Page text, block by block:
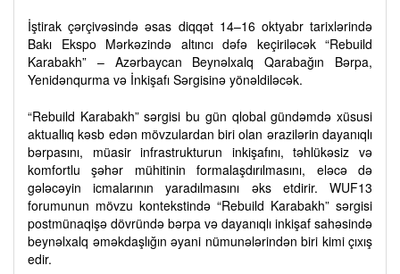
İştirak çərçivəsində əsas diqqət 14–16 oktyabr tarixlərində
Bakı Ekspo Mərkəzində altıncı dəfə keçiriləcək “Rebuild
Karabakh” – Azərbaycan Beynəlxalq Qarabağın Bərpa,
Yenidənqurma və İnkişafı Sərgisinə yönəldiləcək.
“Rebuild Karabakh” sərgisi bu gün qlobal gündəmdə xüsusi
aktuallıq kəsb edən mövzulardan biri olan ərazilərin dayanıqlı
bərpasını, müasir infrastrukturun inkişafını, təhlükəsiz və
komfortlu şəhər mühitinin formalaşdırılmasını, eləcə də
gələcəyin icmalarının yaradılmasını əks etdirir. WUF13
forumunun mövzu kontekstində “Rebuild Karabakh” sərgisi
postmünaqişə dövründə bərpa və dayanıqlı inkişaf sahəsində
beynəlxalq əməkdaşlığın əyani nümunələrindən biri kimi çıxış
edir.